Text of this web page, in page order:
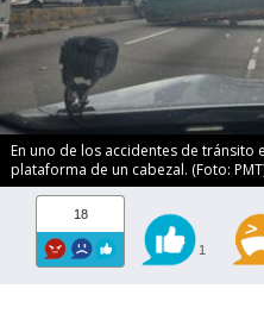
En uno de los accidentes de
plataforma de un cabezal. (Foto:
18
1